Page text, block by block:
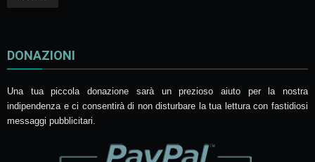
DONAZIONI
Una tua piccola donazione sarà un prezioso aiuto per la nostra
indipendenza e ci consentirà di non disturbare la tua lettura con fastidiosi
messaggi pubblicitari.